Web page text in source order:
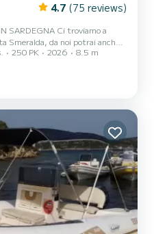
4.7 (75 reviews)
Ci troviamo a
Smeralda, da noi potrai anche
custodito ed anche un
il nostro meraviglioso
sole .Usb .Motore Mercury
cala luna,...
250 PK 2026
8.5 m